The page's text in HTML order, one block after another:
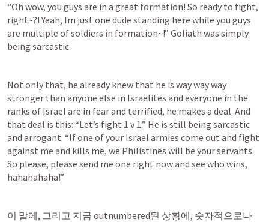
“Oh wow, you guys are in a great formation! So ready to fight,
right~?! Yeah, Im just one dude standing here while you guys
are multiple of soldiers in formation~!” Goliath was simply
being sarcastic.
Not only that, he already knew that he is way way way
stronger than anyone else in Israelites and everyone in the
ranks of Israel are in fear and terrified, he makes a deal. And
that deal is this: “Let’s fight 1 v 1.” He is still being sarcastic
and arrogant. “If one of your Israel armies come out and fight
against me and kills me, we Philistines will be your servants.
So please, please send me one right now and see who wins,
hahahahaha!”
이 말에, 그리고 지금 outnumbered된 상황에, 숫자적으로나